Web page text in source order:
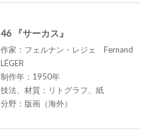
46 『サーカス』
作家：フェルナン・レジェ Fernand
LÉGER
制作年：1950年
技法、材質：リトグラフ、紙
分野：版画（海外）